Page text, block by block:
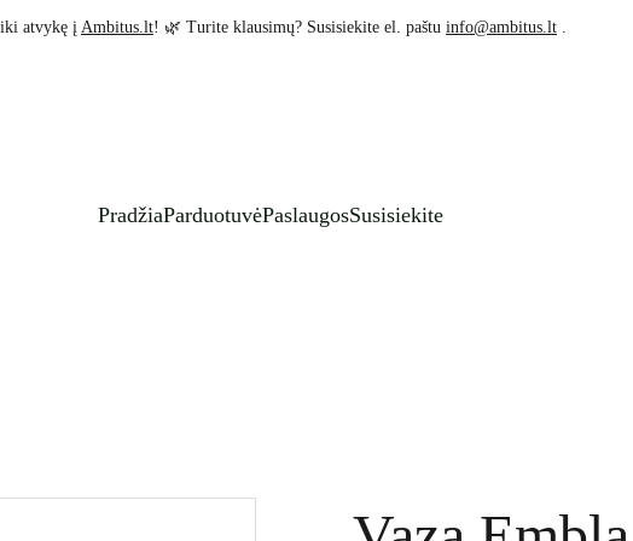
atvykę į Ambitus.lt! 🌿 Turite klausimų? Susisiekite el. paštu info@ambitus.lt .
PradžiaParduotuvėPaslaugosSusisiekite